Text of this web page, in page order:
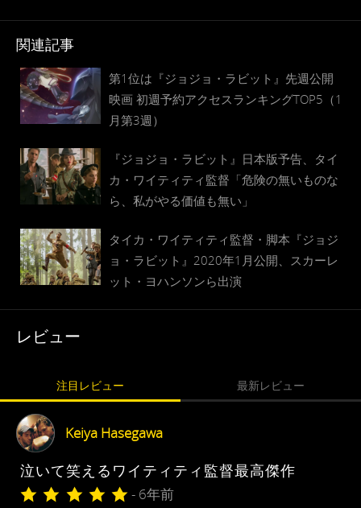
関連記事
第1位は『ジョジョ・ラビット』先週公開
映画 初週予約アクセスランキングTOP5（1
月第3週）
『ジョジョ・ラビット』日本版予告、タイ
カ・ワイティティ監督「危険の無いものな
ら、私がやる価値も無い」
タイカ・ワイティティ監督・脚本『ジョジ
ョ・ラビット』2020年1月公開、スカーレ
ット・ヨハンソンら出演
レビュー
注目レビュー 最新レビュー
Keiya Hasegawa
泣いて笑えるワイティティ監督最高傑作
- 6年前